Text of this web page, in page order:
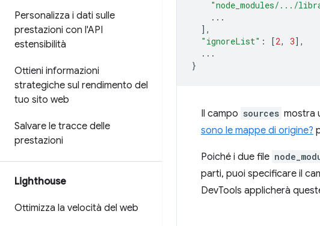
Personalizza i dati sulle
prestazioni con l'API
estensibilità
Ottieni informazioni
strategiche sul rendimento del
tuo sito web
Salvare le tracce delle
prestazioni
Lighthouse
Ottimizza la velocità del web
"node_modules/.../
...
],
"ignoreList" : [2, 3],
...
}
Il campo sources mostra
sono le mappe di origine?
Poiché i due file
parti, puoi specificare il
DevTools applicherà